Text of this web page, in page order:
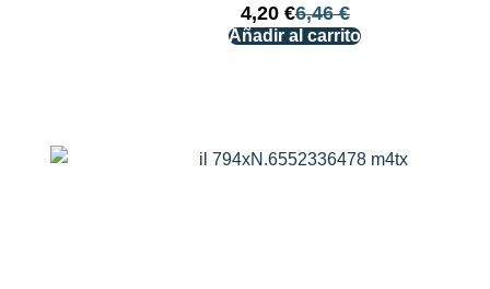
6,46€
4,20 €
Añadir al carrito